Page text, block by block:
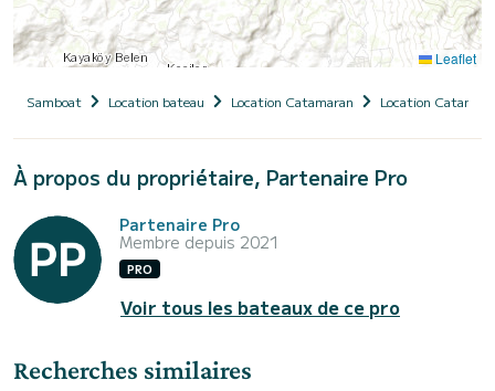
Leaflet
Samboat Location bateau Location Catamaran Location
À propos du propriétaire, Partenaire Pro
Partenaire Pro
Membre depuis 2021
PRO
Voir tous les bateaux de ce pro
Recherches similaires